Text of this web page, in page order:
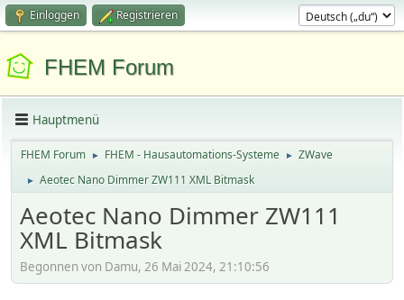
Einloggen Registrieren
FHEM Forum
Hauptmenü
FHEM Forum ► FHEM - Hausautomations-Systeme ► ZWave
► Aeotec Nano Dimmer ZW111 XML Bitmask
Aeotec Nano Dimmer ZW111
XML Bitmask
Begonnen von Damu, 26 Mai 2024, 21:10:56